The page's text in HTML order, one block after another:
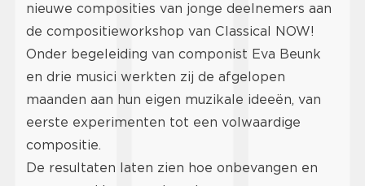
nieuwe composities van jonge deelnemers aan
de compositieworkshop van Classical NOW!
Onder begeleiding van componist Eva Beunk
en drie musici werkten zij de afgelopen
maanden aan hun eigen muzikale ideeën, van
eerste experimenten tot een volwaardige
compositie.
De resultaten laten zien hoe onbevangen en